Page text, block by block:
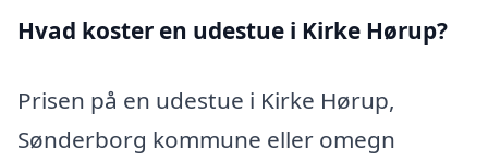
Hvad koster en udestue i Kirke Hørup?
Prisen på en udestue i Kirke Hørup,
Sønderborg kommune eller omegn